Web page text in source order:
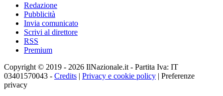
Redazione
Pubblicità
Invia comunicato
Scrivi al direttore
RSS
Premium
Copyright © 2019 - 2026 IlNazionale.it - Partita Iva: IT
03401570043 - Credits | Privacy e cookie policy | Preferenze
privacy